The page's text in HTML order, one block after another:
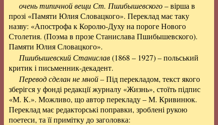
очень типичной вещи Ст. Пшибышевского– вірша в
прозі «Памяти Юлия Словацкого». Переклад має таку
назву: «Апострофа к Королю-Духу на пороге Нового
Столетия. (Поэма в прозе Станислава Пшибышевского).
Памяти Юлия Словацкого».
Пшибышевский Станислав(1868 – 1927) – польський
критик і письменник-декадент.
Перевод сделан не мной– Під перекладом, текст якого
зберігся у фонді редакції журналу «Жизнь», стоїть підпис
«М. К.». Можливо, що автор перекладу – М. Кривинюк.
Переклад має редакторські поправки, зроблені рукою
поетеси, та її примітку до заголовка: